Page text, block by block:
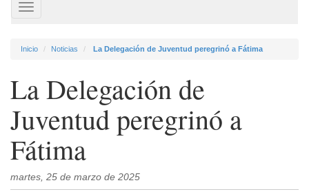
Toggle
navigation
Inicio Noticias La Delegación de Juventud peregrinó a Fátima
La Delegación de
Juventud peregrinó a
Fátima
martes, 25 de marzo de 2025